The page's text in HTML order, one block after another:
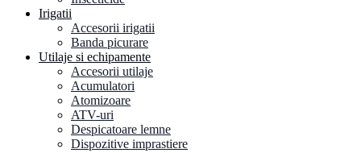
Irigatii
Accesorii irigatii
Banda picurare
Utilaje si echipamente
Accesorii utilaje
Acumulatori
Atomizoare
ATV-uri
Despicatoare lemne
Dispozitive imprastiere